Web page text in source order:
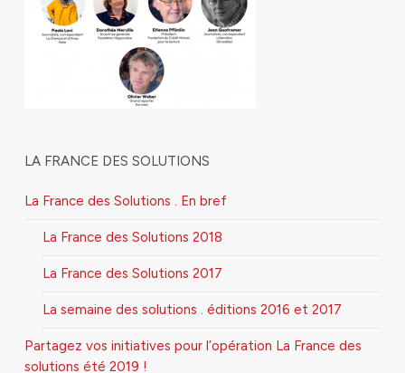
LA FRANCE DES SOLUTIONS
La France des Solutions . En bref
La France des Solutions 2018
La France des Solutions 2017
La semaine des solutions . éditions 2016 et 2017
Partagez vos initiatives pour l’opération La France des
solutions été 2019 !